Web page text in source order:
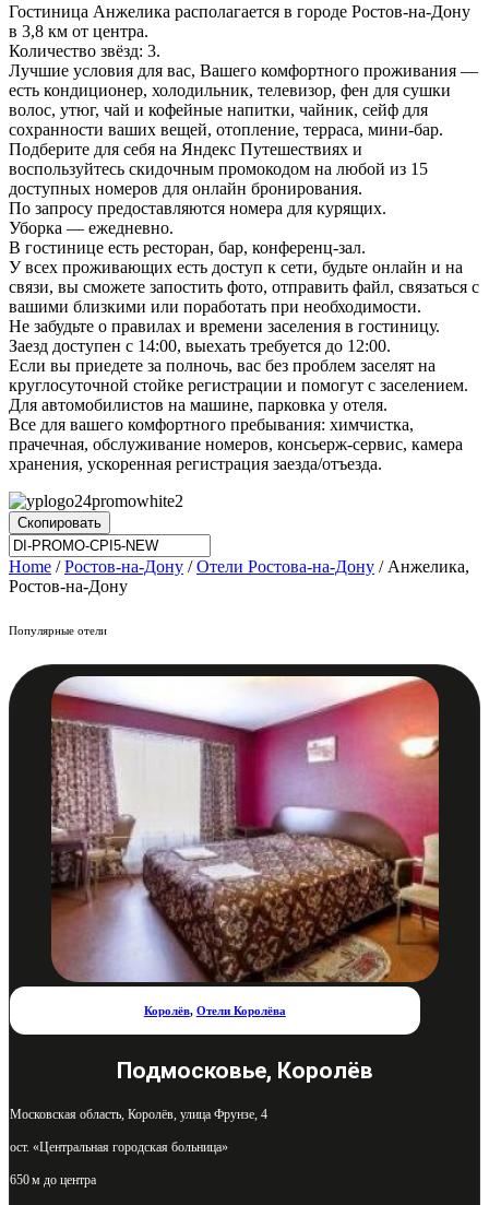
Гостиница Анжелика располагается в городе Ростов-на-Дону
в 3,8 км от центра.
Количество звёзд: 3.
Лучшие условия для вас, Вашего комфортного проживания —
есть кондиционер, холодильник, телевизор, фен для сушки
волос, утюг, чай и кофейные напитки, чайник, сейф для
сохранности ваших вещей, отопление, терраса, мини-бар.
Подберите для себя на Яндекс Путешествиях и
воспользуйтесь скидочным промокодом на любой из 15
доступных номеров для онлайн бронирования.
По запросу предоставляются номера для курящих.
Уборка — ежедневно.
В гостинице есть ресторан, бар, конференц-зал.
У всех проживающих есть доступ к сети, будьте онлайн и на
связи, вы сможете запостить фото, отправить файл, связаться с
вашими близкими или поработать при необходимости.
Не забудьте о правилах и времени заселения в гостиницу.
Заезд доступен с 14:00, выехать требуется до 12:00.
Если вы приедете за полночь, вас без проблем заселят на
круглосуточной стойке регистрации и помогут с заселением.
Для автомобилистов на машине, парковка у отеля.
Все для вашего комфортного пребывания: химчистка,
прачечная, обслуживание номеров, консьерж-сервис, камера
хранения, ускоренная регистрация заезда/отъезда.
Скопировать
Home /Ростов-на-Дону /Отели Ростова-на-Дону / Анжелика,
Ростов-на-Дону
Популярные отели
Королёв, Отели Королёва
Подмосковье, Королёв
Московская область, Королёв, улица Фрунзе, 4
ост. «Центральная городская больница»
650 м до центра